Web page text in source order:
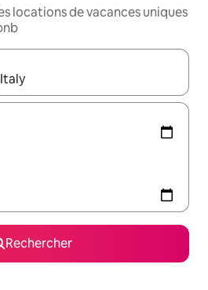
locations de vacances uniques
utilisez les flèches vers le
Rechercher